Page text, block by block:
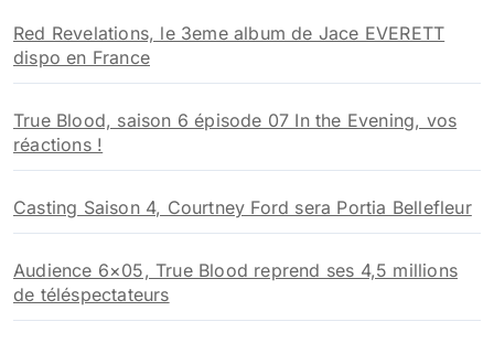
Red Revelations, le 3eme album de Jace EVERETT
dispo en France
True Blood, saison 6 épisode 07 In the Evening, vos
réactions !
Casting Saison 4, Courtney Ford sera Portia Bellefleur
Audience 6×05, True Blood reprend ses 4,5 millions
de téléspectateurs